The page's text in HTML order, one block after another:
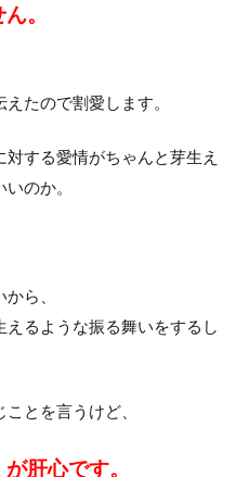
。
たので割愛します。
する愛情がちゃんと芽生え
のか。
ら、
るような振る舞いをするし
とを言うけど、
肝心です。